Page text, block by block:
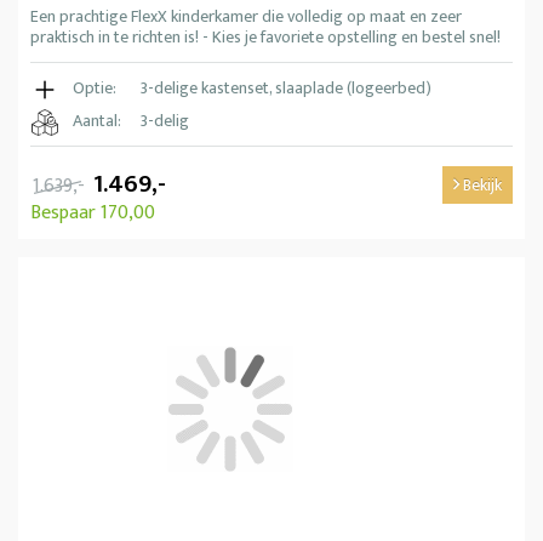
Een prachtige FlexX kinderkamer die volledig op maat en zeer
praktisch in te richten is! - Kies je favoriete opstelling en bestel snel!
Optie:
3-delige kastenset, slaaplade (logeerbed)
Aantal:
3-delig
1.639,- 1.469,-
Bespaar 170,00
Bekijk